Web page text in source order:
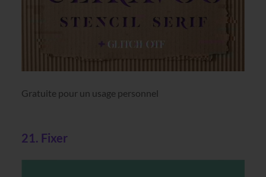
Gratuite pour un usage personnel
21. Fixer